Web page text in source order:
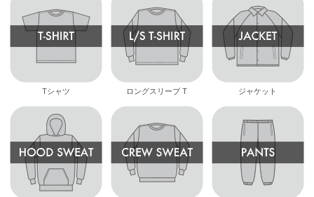
Tシャツ ロングスリーブ T ジャケット